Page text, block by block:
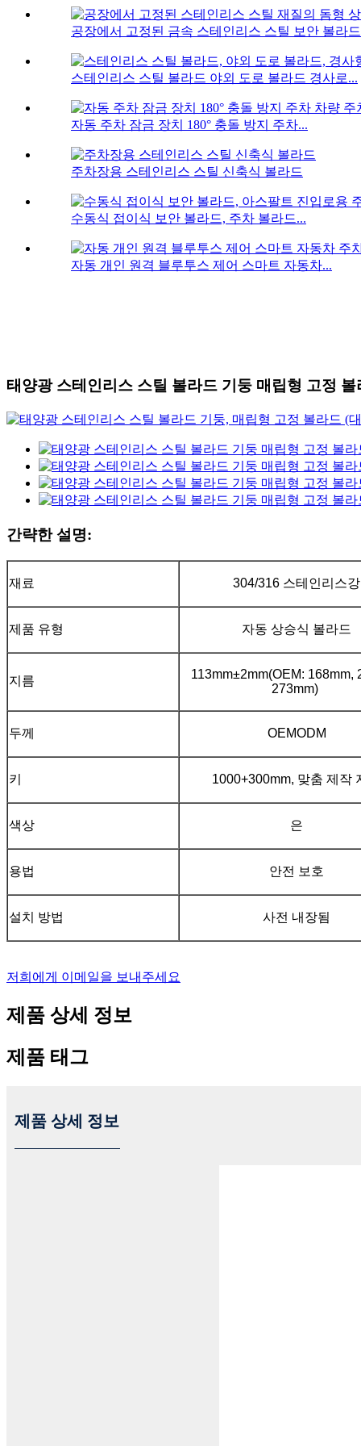
공장에서 고정된 금속 스테인리스 스틸 보안 볼라
스테인리스 스틸 볼라드 야외 도로 볼라드 경사로...
자동 주차 잠금 장치 180° 충돌 방지 주차...
주차장용 스테인리스 스틸 신축식 볼라드
수동식 접이식 보안 볼라드, 주차 볼라드...
자동 개인 원격 블루투스 제어 스마트 자동차...
태양광 스테인리스 스틸 볼라드 기둥 매립형 고정 볼
간략한 설명:
재료 304/316 스테인리스강
제품 유형 자동 상승식 볼라드
지름
113mm±2mm(OEM: 168mm,
273mm)
두께 OEMODM
키 1000+300mm, 맞춤 제작
색상 은
용법 안전 보호
설치 방법 사전 내장됨
저희에게 이메일을 보내주세요
제품 상세 정보
제품 태그
제품 상세 정보